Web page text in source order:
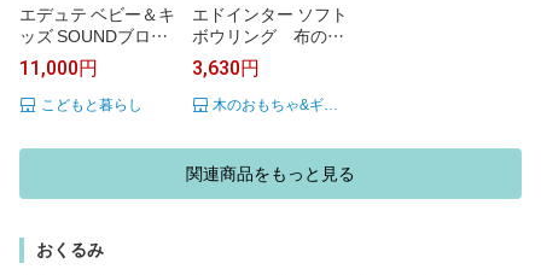
エデュテ ベビー＆キ
ッズ SOUNDブロッ
クス LARGE 28ピー
ス 【ラッピング対応】
Edute Baby＆kids お
ロック 木のおもちゃ
11,000円
こどもと暮らし
エドインター ソフト
ボウリング 布のお
もちゃ 赤ちゃん 出
産祝い ベビー 誕生
日プレゼント 男の子
3歳 誕生祝 動物 アニ
マル ぬいぐるみ 子
供 ボーリング 玩具
3,630円
木のおもちゃ&ギフト ニコリ
関連商品をもっと見る
おくるみ